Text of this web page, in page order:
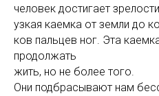
человек достигает
узкая каемка от земли до
ков пальцев ног. Эта
продолжать
жить, но не более того.
Они подбрасывают нам